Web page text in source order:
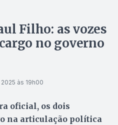
Filho: as vozes
no governo
às 19h00
oficial, os dois
na articulação política